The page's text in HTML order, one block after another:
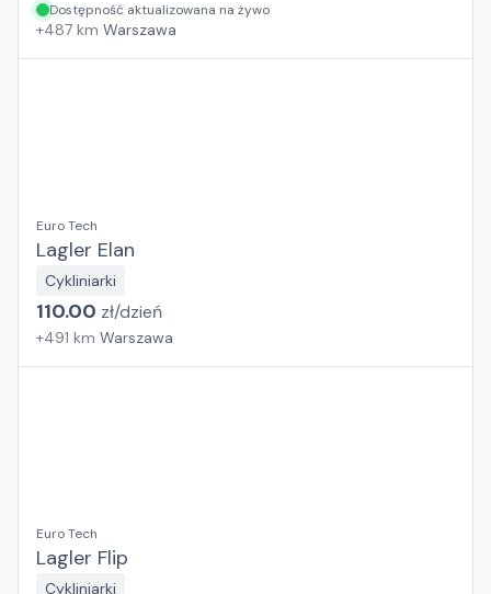
Dostępność aktualizowana na żywo
+487 km Warszawa
Euro Tech
Lagler Elan
Cykliniarki
110.00 zł/dzień
+491 km Warszawa
Euro Tech
Lagler Flip
Cykliniarki